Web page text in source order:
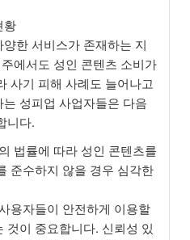
황
한 서비스가 존재하는 지
에서도 성인 콘텐츠 소비가
사기 피해 사례도 늘어나고
성피업 사업자들은 다음
니다.
법률에 따라 성인 콘텐츠를
준수하지 않을 경우 심각한
용자들이 안전하게 이용할
것이 중요합니다. 신뢰성 있